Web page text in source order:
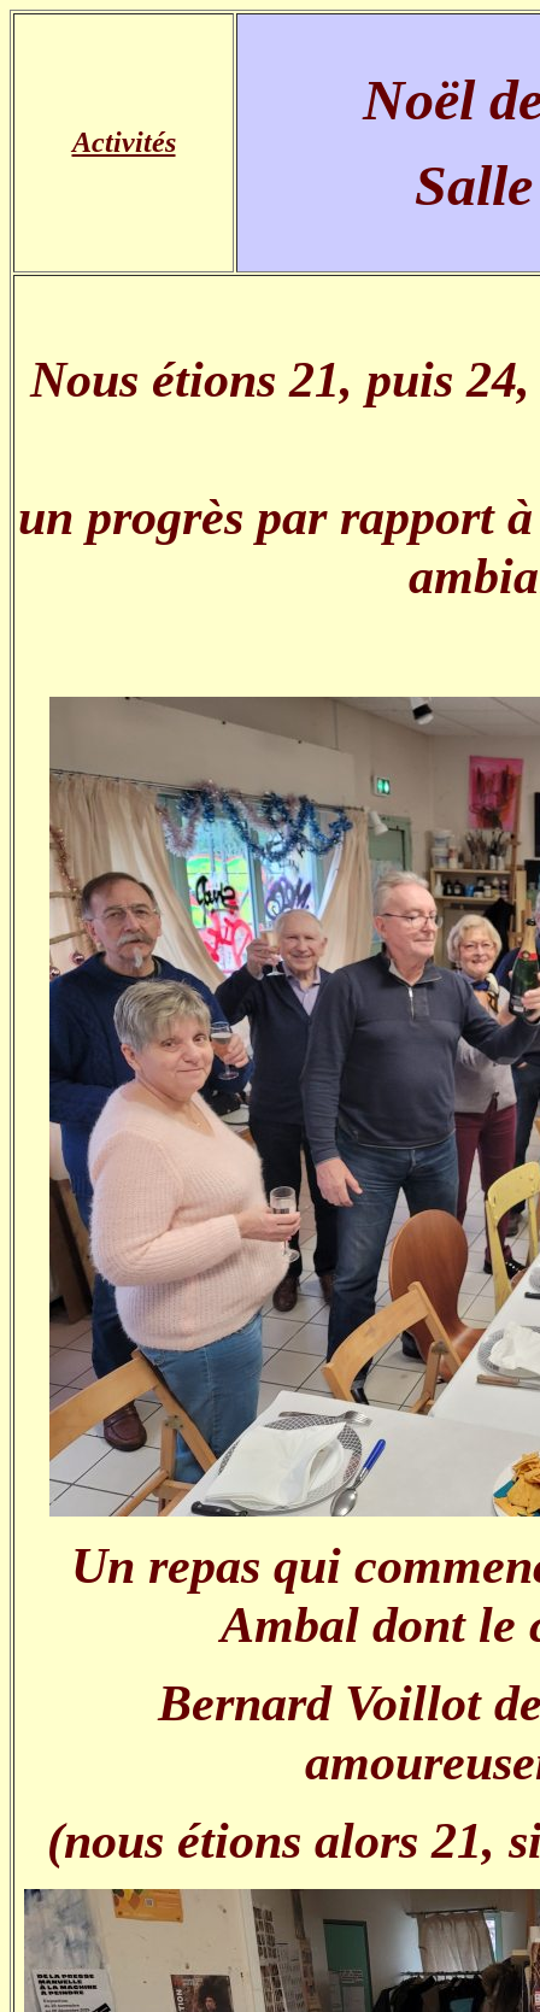
Activités
Noël
Nous étions 21, puis
un progrès par rapport
Un repas qui
Ambal dont le
Bernard Voillot
(nous étions alors 21,